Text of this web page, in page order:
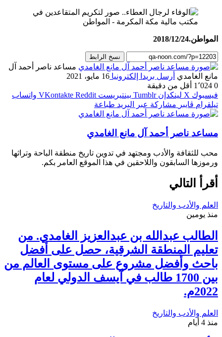
المواطن.2018/12/24
نسخ الرابط
مساعد ناصر أحمد آل
مانع الغامدي أرسل بريدا إلكترونيا 16 مايو، 2021
0
أقل من دقيقة
فيسبوك ‫X لينكدإن بينتيريست
واتساب
تيلقرام ڤايبر مشاركة عبر البريد طباعة
مساعد ناصر أحمد آل مانع الغامدي
محب للثقافة والأدب ومجتهد في تدوين تاريخ منطقة الباحة وتراثها
ورموزها السابقون واللاحقين في هذا الموقع العامر بكم.
أقرأ التالي
العلم والأدب والتاريخ
منذ يومين
الطالب عبدالله بن عبدالعزيز الغامدي. من
تعليم المنطقة الشرقية، حصل على أفضل
باحث وأفضل مشروع على مستوى العالم من
بين 1700 طالب في آيسف الدولي لعام
2022م.
العلم والأدب والتاريخ
منذ 4 أيام